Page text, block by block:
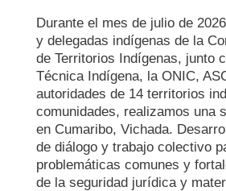
Durante el mes de julio de
y delegadas indígenas de la
de Territorios Indígenas, junto
Técnica Indígena, la ONIC,
autoridades de 14 territorios
comunidades, realizamos una
en Cumaribo, Vichada.
de diálogo y trabajo colectivo
problemáticas comunes y
de la seguridad jurídica y